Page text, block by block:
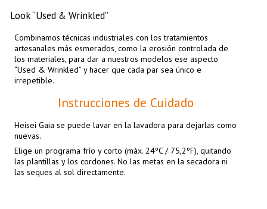
Look “Used & Wrinkled”
Combinamos técnicas industriales con los tratamientos
artesanales más esmerados, como la erosión controlada de
los materiales, para dar a nuestros modelos ese aspecto
“Used & Wrinkled” y hacer que cada par sea único e
irrepetible.
Instrucciones de Cuidado
Heisei Gaia se puede lavar en la lavadora para dejarlas como
nuevas.
Elige un programa frío y corto (máx. 24ºC / 75,2ºF), quitando
las plantillas y los cordones. No las metas en la secadora ni
las seques al sol directamente.